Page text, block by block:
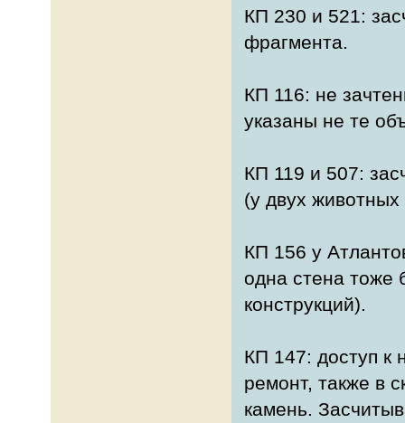
КП 230 и 521:
фрагмента.
КП 116: не
указаны не те
КП 119 и 507:
(у двух
КП 156 у
одна стена тоже
конструкций).
КП 147: доступ к
ремонт, также в
камень.